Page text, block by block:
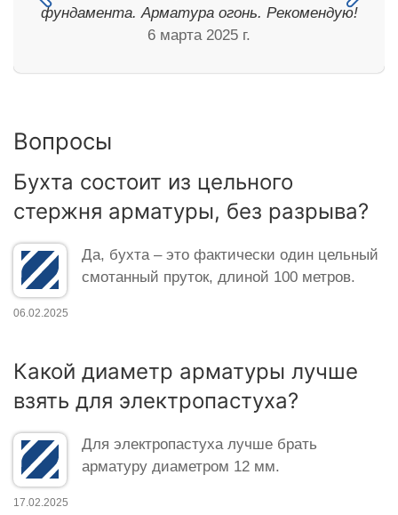
фундамента. Арматура огонь. Рекомендую!
6 марта 2025 г.
Вопросы
Бухта состоит из цельного
стержня арматуры, без разрыва?
06.02.2025
Да, бухта – это фактически один цельный
смотанный пруток, длиной 100 метров.
Какой диаметр арматуры лучше
взять для электропастуха?
17.02.2025
Для электропастуха лучше брать
арматуру диаметром 12 мм.